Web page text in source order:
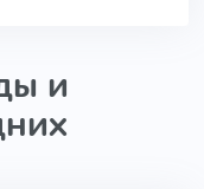
и